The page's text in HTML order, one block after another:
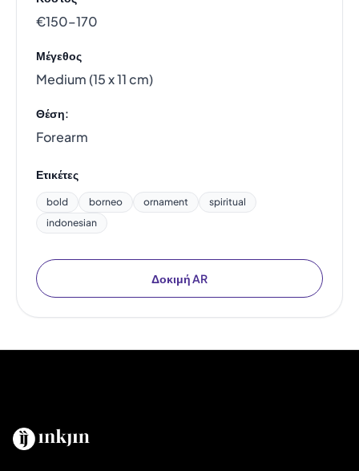
€150–170
Μέγεθος
Medium (15 x 11 cm)
Θέση:
Forearm
Ετικέτες
bold borneo ornament
spiritual
indonesian
Δοκιμή AR